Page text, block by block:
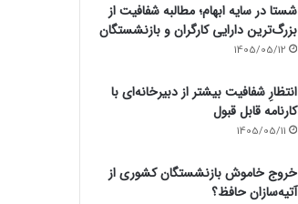
شستا در سایه ابهام؛ مطالبه شفافیت از
بزرگ‌ترین دارایی کارگران و بازنشستگان
1405/05/12
انتظارِ شفافیت بیشتر از دبیرخانه‌ای با
کارنامه قابل قبول
1405/05/11
خروج خاموش بازنشستگان کشوری از
آتیه‌سازان حافظ؟